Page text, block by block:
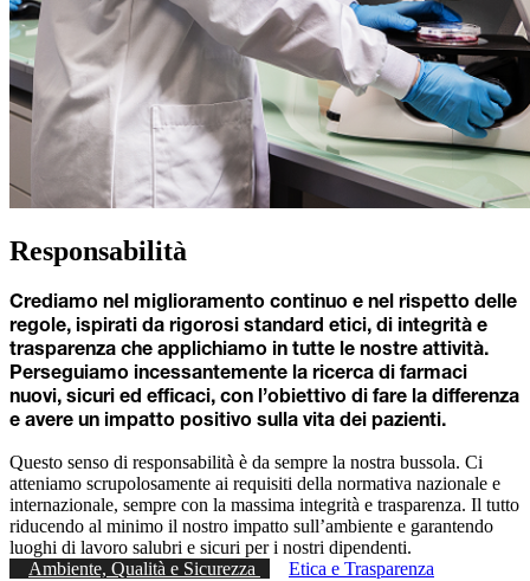
Responsabilità
Crediamo nel miglioramento continuo​ e nel rispetto delle
regole​, ​ispirati da ​rigorosi standard etici, di integrità e
trasparenza​ che applichiamo​​ ​in tutte le nostre attività.
Perseguiamo incessantemente la ricerca di farmaci
nuovi, sicuri ed efficaci, con l’obiettivo di fare la differenza
e avere un impatto positivo sulla vita dei pazienti.
Questo senso di responsabilità è da sempre la nostra bussola. Ci
atteniamo scrupolosamente ai​ requisiti della normativa nazionale e
internazionale,​ sempre con la massima integrità e trasparenza.​​ Il tutto
​riducendo al minimo​ il nostro impatto sull’ambiente e​ garantendo
luoghi di lavoro salubri e sicuri per i nostri dipendenti​​.​
Ambiente, Qualità e Sicurezza
Etica e Trasparenza